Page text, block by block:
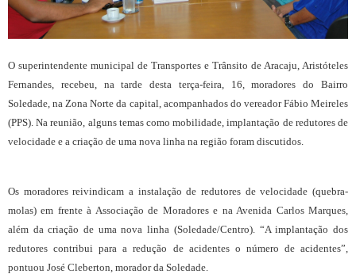
O superintendente municipal de Transportes e Trânsito de Aracaju, Aristóteles
Fernandes, recebeu, na tarde desta terça-feira, 16, moradores do Bairro
Soledade, na Zona Norte da capital, acompanhados do vereador Fábio Meireles
(PPS). Na reunião, alguns temas como mobilidade, implantação de redutores de
velocidade e a criação de uma nova linha na região foram discutidos.
Os moradores reivindicam a instalação de redutores de velocidade (quebra-
molas) em frente à Associação de Moradores e na Avenida Carlos Marques,
além da criação de uma nova linha (Soledade/Centro). “A implantação dos
redutores contribui para a redução de acidentes o número de acidentes”,
pontuou José Cleberton, morador da Soledade.